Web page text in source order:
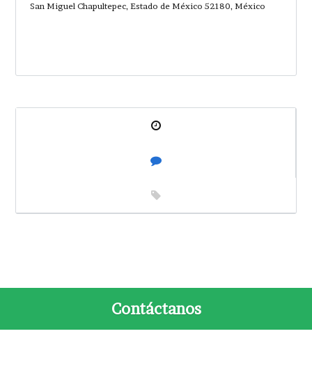
San Miguel Chapultepec, Estado de México 52180, México
Contáctanos